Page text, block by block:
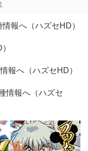
報へ（ハズセHD）
報へ（ハズセHD）
情報へ（ハズセ